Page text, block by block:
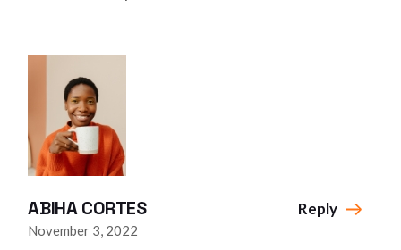
ABIHA CORTES
November 3, 2022
Reply